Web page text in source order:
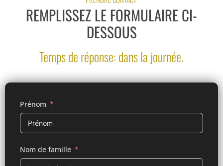
REMPLISSEZ LE FORMULAIRE CI-
DESSOUS
Temps de réponse: dans la journée.
Prénom
Nom de famille